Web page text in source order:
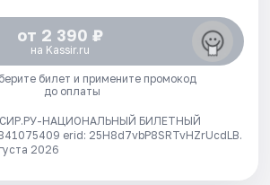
от 2 390 ₽
на Kassir.ru
билет и примените промокод
до оплаты
НАЦИОНАЛЬНЫЙ БИЛЕТНЫЙ
erid: 25H8d7vbP8SRTvHZrUcdLB.
2026